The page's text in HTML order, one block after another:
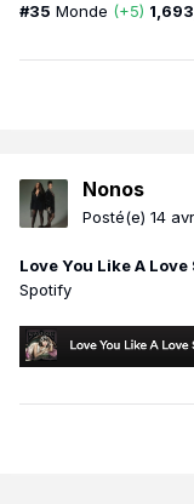
#35 Monde (+5)
Nonos
Posté(e) 14
Love You Like A Love
Spotify